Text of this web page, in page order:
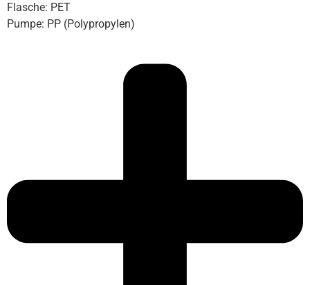
Flasche: PET
Pumpe: PP (Polypropylen)